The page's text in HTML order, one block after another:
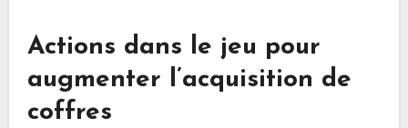
Actions dans le jeu pour
augmenter l’acquisition de
coffres